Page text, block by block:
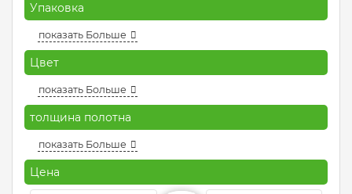
Упаковка
показать Больше
Цвет
показать Больше
толщина полотна
показать Больше
Цена